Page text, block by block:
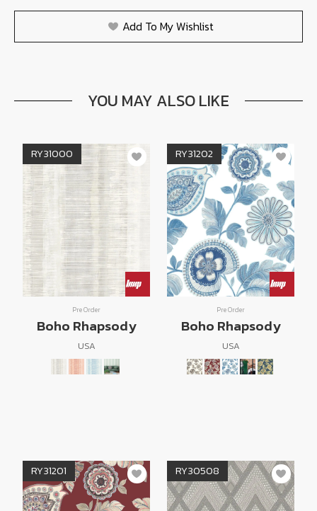
Add To My Wishlist
YOU MAY ALSO LIKE
RY31000
Pre Order
Boho Rhapsody
USA
RY31202
Pre Order
Boho Rhapsody
USA
RY31201 RY30508